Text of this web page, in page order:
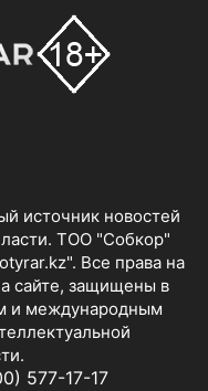
источник новостей
ТОО "Собкор"
Все права на
сайте, защищены в
и международным
577-17-17